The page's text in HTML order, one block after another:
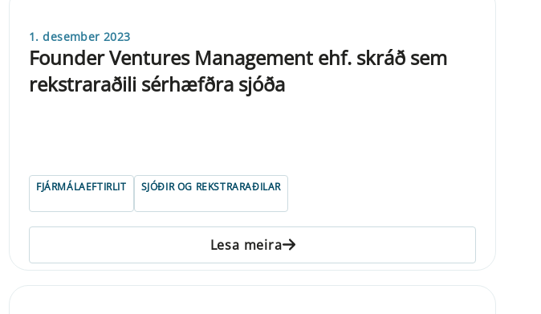
1. desember 2023
Founder Ventures Management ehf. skráð sem
rekstraraðili sérhæfðra sjóða
FJÁRMÁLAEFTIRLIT SJÓÐIR OG REKSTRARAÐILAR
Lesa meira